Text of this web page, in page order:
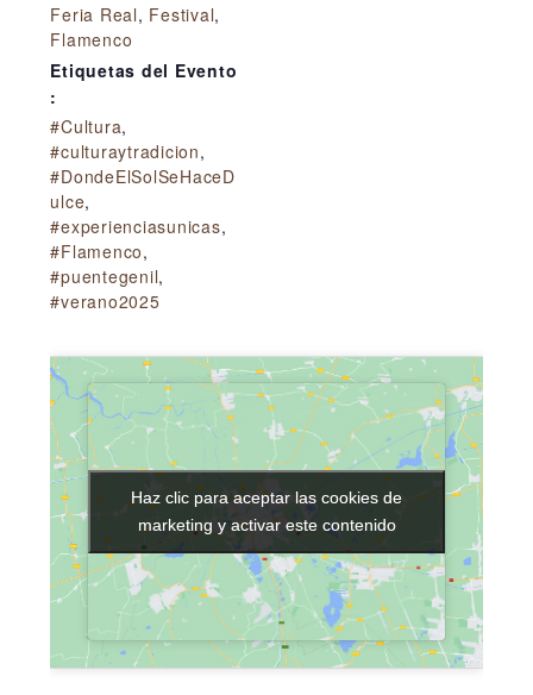
Feria Real, Festival,
Flamenco
Etiquetas del Evento
:
#Cultura,
#culturaytradicion,
#DondeElSolSeHaceD
ulce,
#experienciasunicas,
#Flamenco,
#puentegenil,
#verano2025
Haz clic para aceptar las cookies de
marketing y activar este contenido
Haz clic para aceptar las cookies de
marketing y activar este contenido